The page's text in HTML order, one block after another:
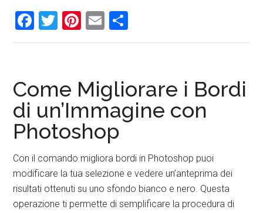
Facebook
Twitter
Pinterest
Email
Come Migliorare i Bordi
di un’Immagine con
Photoshop
Con il comando migliora bordi in Photoshop puoi
modificare la tua selezione e vedere un’anteprima dei
risultati ottenuti su uno sfondo bianco e nero. Questa
operazione ti permette di semplificare la procedura di